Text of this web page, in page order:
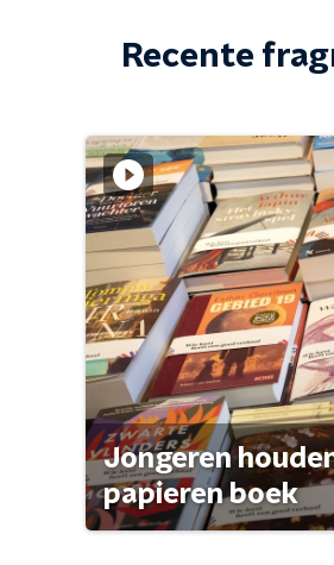
Recente
Jongeren
papieren boek